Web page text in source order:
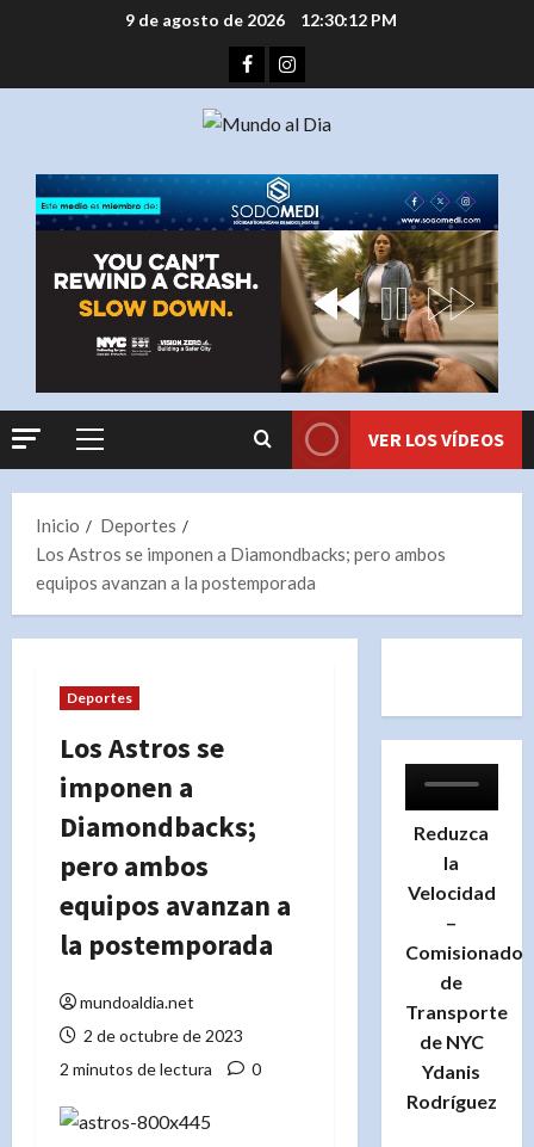
9 de agosto de 2026 12:30:13 PM
FacebookInstagram
Menú
VER LOS VÍDEOS
Inicio
Deportes
Los Astros se imponen a Diamondbacks; pero ambos
equipos avanzan a la postemporada
Deportes
Los Astros se
imponen a
Diamondbacks;
pero ambos
equipos avanzan a
la postemporada
mundoaldia.net
2 de octubre de 2023
2 minutos de lectura
0
Reduzca
la
Velocidad
–
Comisionado
de
Transporte
de NYC
Ydanis
Rodríguez